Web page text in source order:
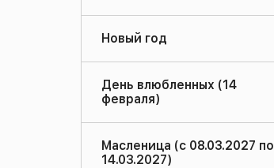
Новый год
День влюбленных (14
февраля)
Масленица (с 08.03.2027 по
14.03.2027)